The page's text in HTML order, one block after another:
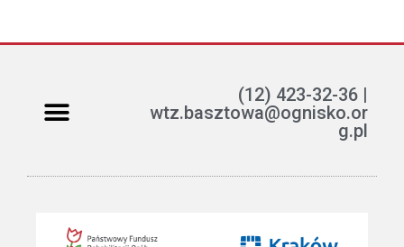
(12) 423-32-36 |
wtz.basztowa@ognisko.or
g.pl